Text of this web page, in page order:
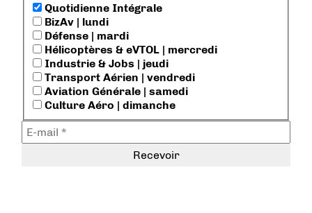
Quotidienne Intégrale
BizAv | lundi
Défense | mardi
Hélicoptères & eVTOL | mercredi
Industrie & Jobs | jeudi
Transport Aérien | vendredi
Aviation Générale | samedi
Culture Aéro | dimanche